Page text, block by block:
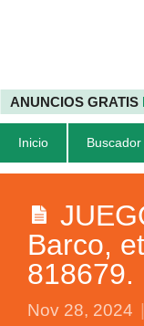
ANUNCIOS GRATIS
Inicio
Barco,
818679.
Nov 28, 2024